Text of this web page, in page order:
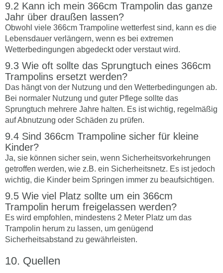
Kann ich mein 366cm Trampolin das ganze
Jahr über draußen lassen?
Obwohl viele 366cm Trampoline wetterfest sind, kann es die
Lebensdauer verlängern, wenn es bei extremen
Wetterbedingungen abgedeckt oder verstaut wird.
Wie oft sollte das Sprungtuch eines 366cm
Trampolins ersetzt werden?
Das hängt von der Nutzung und den Wetterbedingungen ab.
Bei normaler Nutzung und guter Pflege sollte das
Sprungtuch mehrere Jahre halten. Es ist wichtig, regelmäßig
auf Abnutzung oder Schäden zu prüfen.
Sind 366cm Trampoline sicher für kleine
Kinder?
Ja, sie können sicher sein, wenn Sicherheitsvorkehrungen
getroffen werden, wie z.B. ein Sicherheitsnetz. Es ist jedoch
wichtig, die Kinder beim Springen immer zu beaufsichtigen.
Wie viel Platz sollte um ein 366cm
Trampolin herum freigelassen werden?
Es wird empfohlen, mindestens 2 Meter Platz um das
Trampolin herum zu lassen, um genügend
Sicherheitsabstand zu gewährleisten.
Quellen